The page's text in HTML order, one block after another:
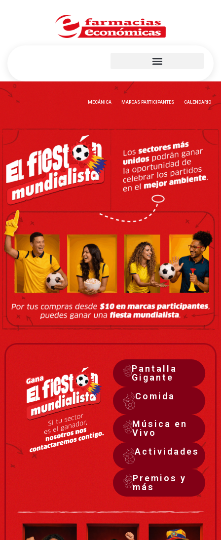
MECÁNICA MARCAS PARTICIPANTES CALENDARIO
Pantalla
Gigante
Comida
Música en
Vivo
Actividades
Premios y
más